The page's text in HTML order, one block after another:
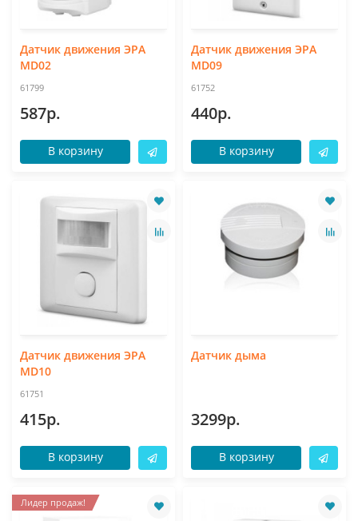
Датчик движения ЭРА
MD02
61799
587р.
В корзину
Датчик движения ЭРА
MD09
61752
440р.
В корзину
Датчик движения ЭРА
MD10
61751
415р.
В корзину
Датчик дыма
3299р.
В корзину
Лидер продаж!